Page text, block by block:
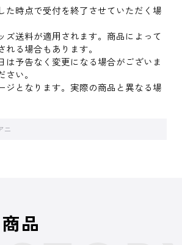
た時点で受付を終了させていただく場
送料が適用されます。商品によって
る場合もあります。
予告なく変更になる場合がございま
い。
ジとなります。実際の商品と異なる場
ニ
品